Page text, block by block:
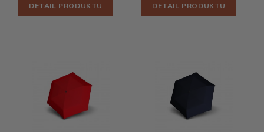
DETAIL PRODUKTU DETAIL PRODUKTU